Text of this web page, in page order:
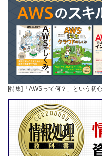
[特集]「AWSって何？」という初